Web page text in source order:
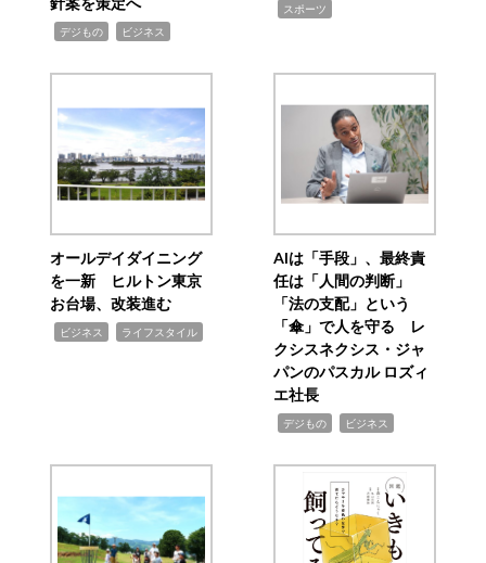
デジもの ビジネス
スポーツ
オールデイダイニング
を一新 ヒルトン東京
お台場、改装進む
ビジネス ライフスタイル
AIは「手段」、最終責
任は「人間の判断」
「法の支配」という
「傘」で人を守る レ
クシスネクシス・ジャ
パンのパスカル ロズィ
エ社長
デジもの ビジネス